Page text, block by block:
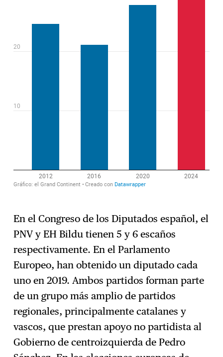
En el Congreso de los Diputados español, el
PNV y EH Bildu tienen 5 y 6 escaños
respectivamente. En el Parlamento
Europeo, han obtenido un diputado cada
uno en 2019. Ambos partidos forman parte
de un grupo más amplio de partidos
regionales, principalmente catalanes y
vascos, que prestan apoyo no partidista al
Gobierno de centroizquierda de Pedro